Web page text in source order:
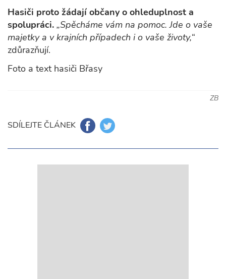
Hasiči proto žádají občany o ohleduplnost a
spolupráci. „Spěcháme vám na pomoc. Jde o vaše
majetky a v krajních případech i o vaše životy,“
zdůrazňují.
Foto a text hasiči Břasy
ZB
SDÍLEJTE ČLÁNEK